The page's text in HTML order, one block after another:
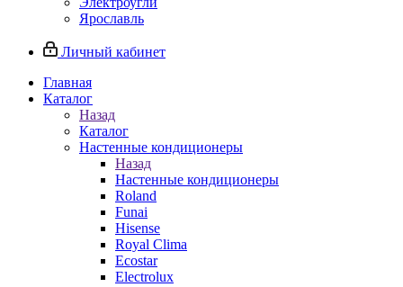
Ярославль
Личный кабинет
Главная
Каталог
Назад
Каталог
Настенные кондиционеры
Назад
Настенные кондиционеры
Roland
Funai
Hisense
Royal Clima
Ecostar
Electrolux